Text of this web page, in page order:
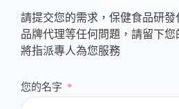
請提交您的需求，保健食品研發
品牌代理等任何問題，請留下
將指派專人為您服務
您的名字